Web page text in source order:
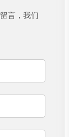
言，我们